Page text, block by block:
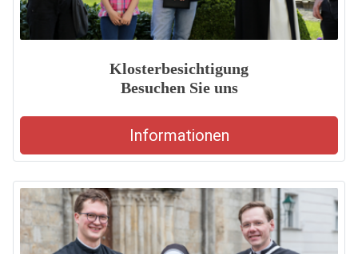
Klosterbesichtigung
Besuchen Sie uns
Informationen